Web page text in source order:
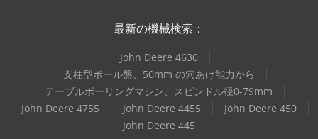
最新の機械検索：
John Deere 4630
支柱型ボール盤、50mm の穴あけ能力から
テーブルボーリングマシン、スピンドル径0-79mm
John Deere 4755
John Deere 4455
John Deere 450
John Deere 445